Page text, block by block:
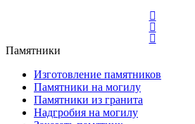
Памятники
Изготовление памятников
Памятники на могилу
Памятники из гранита
Надгробия на могилу